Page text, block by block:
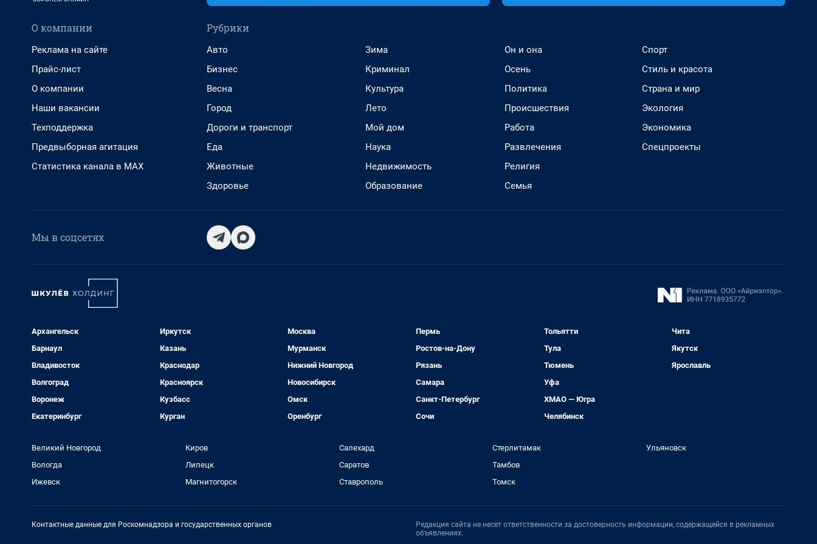
О компании
Реклама на сайте
Прайс-лист
О компании
Наши вакансии
Техподдержка
Предвыборная агитация
Статистика канала в MAX
Рубрики
Авто
Бизнес
Весна
Город
Дороги и транспорт
Еда
Животные
Здоровье
Зима
Криминал
Культура
Лето
Мой дом
Наука
Недвижимость
Образование
Он и она
Осень
Политика
Происшествия
Работа
Развлечения
Религия
Семья
Спорт
Стиль и красота
Страна и мир
Экология
Экономика
Спецпроекты
Мы в соцсетях
Архангельск
Барнаул
Владивосток
Волгоград
Воронеж
Екатеринбург
Иркутск
Казань
Краснодар
Красноярск
Кузбасс
Курган
Москва
Мурманск
Нижний Новгород
Новосибирск
Омск
Оренбург
Пермь
Ростов-на-Дону
Рязань
Самара
Санкт-Петербург
Сочи
Тольятти
Тула
Тюмень
Уфа
ХМАО — Югра
Челябинск
Чита
Якутск
Ярославль
Великий Новгород
Вологда
Ижевск
Киров
Липецк
Магнитогорск
Салехард
Саратов
Ставрополь
Стерлитамак
Тамбов
Томск
Ульяновск
Контактные данные для Роскомнадзора и государственных органов
Редакция сайта не несет ответственности за достоверность информации, содержащейся в рекламных
объявлениях.